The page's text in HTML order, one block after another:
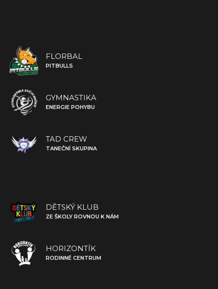
FLORBAL
PITBULLS
GYMNASTIKA
ENERGIE POHYBU
TAD CREW
TANEČNÍ SKUPINA
DĚTSKÝ KLUB
ZE ŠKOLY ROVNOU K NÁM
HORIZONTÍK
RODINNÉ CENTRUM